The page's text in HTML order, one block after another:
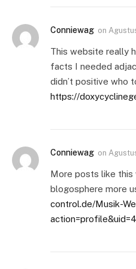
Conniewag on
This website really
facts I needed
didn’t positive who
https://
Conniewag on
More posts like this
blogosphere more
control.de/Musik-